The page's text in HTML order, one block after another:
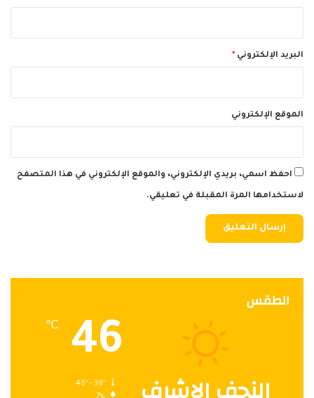
البريد الإلكتروني *
الموقع الإلكتروني
احفظ اسمي، بريدي الإلكتروني، والموقع الإلكتروني في هذا المتصفح
لاستخدامها المرة المقبلة في تعليقي.
الطقس
46
℃